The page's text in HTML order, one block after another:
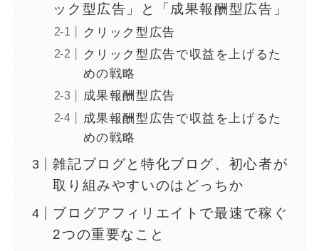
ック型広告」と「成果報酬型広告」
クリック型広告
クリック型広告で収益を上げるた
めの戦略
成果報酬型広告
成果報酬型広告で収益を上げるた
めの戦略
雑記ブログと特化ブログ、初心者が
取り組みやすいのはどっちか
ブログアフィリエイトで最速で稼ぐ
2つの重要なこと